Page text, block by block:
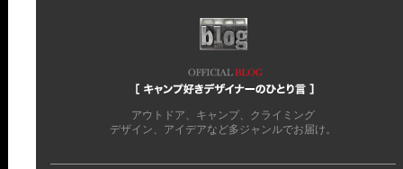
アウトドア、キャンプ、クライミング
デザイン、アイデアなど多ジャンルでお届け。